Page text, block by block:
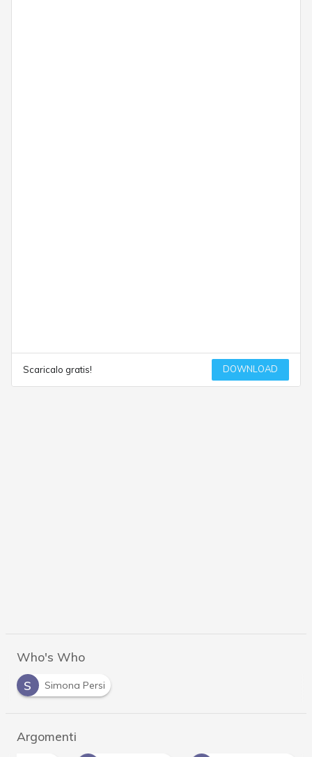
Scaricalo gratis! DOWNLOAD
Who's Who
S
Simona Persi
Argomenti